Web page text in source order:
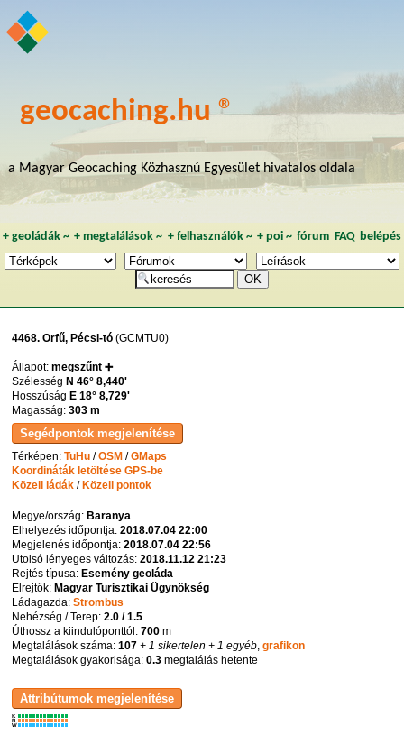
geocaching.hu ®
a Magyar Geocaching Közhasznú Egyesület hivatalos oldala
+ geoládák~ +megtalálások ~ + felhasználók~ + poi~ fórum FAQ belépés
4468. Orfű, Pécsi-tó (GCMTU0)
Állapot:megszűnt ➕
SzélességN 46° 8,440'
HosszúságE 18° 8,729'
Magasság:303 m
Térképen:TuHu /OSM /GMaps
Koordináták letöltése GPS-be
Közeli ládák /Közeli pontok
Megye/ország:Baranya
Elhelyezés időpontja:2018.07.04 22:00
Megjelenés időpontja:2018.07.04 22:56
Utolsó lényeges változás:2018.11.12 21:23
Rejtés típusa:Esemény geoláda
Elrejtők:Magyar Turisztikai Ügynökség
Ládagazda:Strombus
Nehézség / Terep:2.0 / 1.5
Úthossz a kiindulóponttól:700 m
Megtalálások száma:107 + 1 sikertelen + 1 egyéb ,grafikon
Megtalálások gyakorisága:0.3 megtalálás hetente
K
R
W